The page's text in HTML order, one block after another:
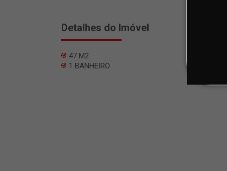
Detalhes do Imóvel
47 M2
1 BANHEIRO